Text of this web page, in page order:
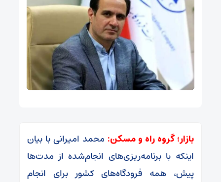
بازار؛ گروه راه و مسکن: محمد امیرانی با بیان
اینکه با برنامه‌ریزی‌های انجام‌شده از مدت‌ها
پیش، همه فرودگاه‌های کشور برای انجام